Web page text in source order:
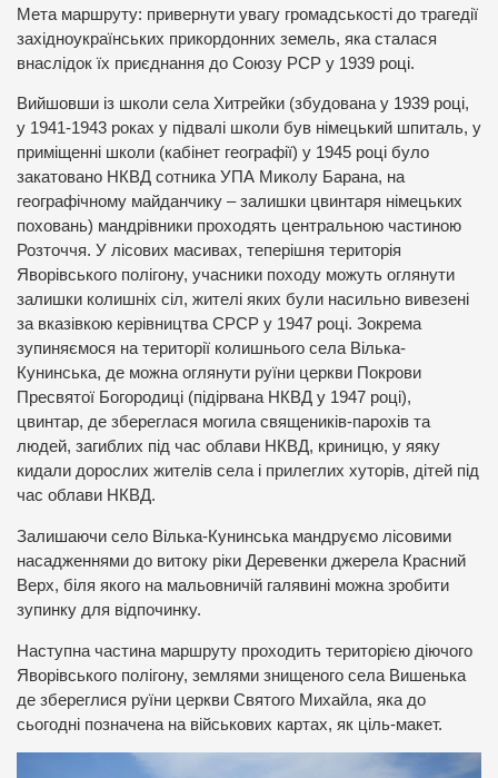
Мета маршруту: привернути увагу громадськості до трагедії
західноукраїнських прикордонних земель, яка сталася
внаслідок їх приєднання до Союзу РСР у 1939 році.
Вийшовши із школи села Хитрейки (збудована у 1939 році,
у 1941-1943 роках у підвалі школи був німецький шпиталь, у
приміщенні школи (кабінет географії) у 1945 році було
закатовано НКВД сотника УПА Миколу Барана, на
географічному майданчику – залишки цвинтаря німецьких
поховань) мандрівники проходять центральною частиною
Розточчя. У лісових масивах, теперішня територія
Яворівського полігону, учасники походу можуть оглянути
залишки колишніх сіл, жителі яких були насильно вивезені
за вказівкою керівництва СРСР у 1947 році. Зокрема
зупиняємося на території колишнього села Вілька-
Кунинська, де можна оглянути руїни церкви Покрови
Пресвятої Богородиці (підірвана НКВД у 1947 році),
цвинтар, де збереглася могила священиків-парохів та
людей, загиблих під час облави НКВД, криницю, у яяку
кидали дорослих жителів села і прилеглих хуторів, дітей під
час облави НКВД.
Залишаючи село Вілька-Кунинська мандруємо лісовими
насадженнями до витоку ріки Деревенки джерела Красний
Верх, біля якого на мальовничій галявині можна зробити
зупинку для відпочинку.
Наступна частина маршруту проходить територією діючого
Яворівського полігону, землями знищеного села Вишенька
де збереглися руїни церкви Святого Михайла, яка до
сьогодні позначена на військових картах, як ціль-макет.